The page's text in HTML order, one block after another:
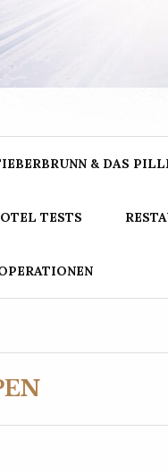
& DAS
TESTS